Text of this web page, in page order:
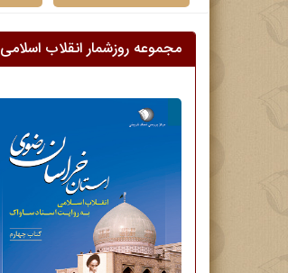
مجموعه روزشمار انقلاب اسلامی